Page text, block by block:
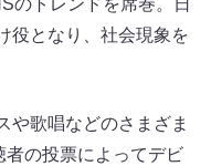
のトレンドを席巻。日
役となり、社会現象を
や歌唱などのさまざま
の投票によってデビ